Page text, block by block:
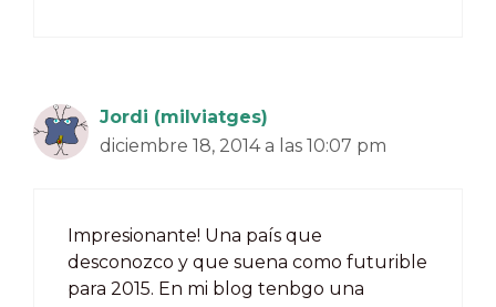
Jordi (milviatges)
diciembre 18, 2014 a las 10:07 pm
Impresionante! Una país que
desconozco y que suena como futurible
para 2015. En mi blog tenbgo una